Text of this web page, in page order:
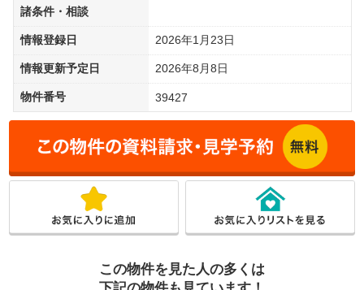
諸条件・相談
情報登録日 2026年1月23日
情報更新予定日 2026年8月8日
物件番号 39427
この物件を見た人の多くは